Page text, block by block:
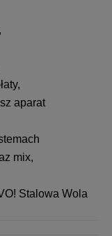
aparat
mix,
Stalowa Wola